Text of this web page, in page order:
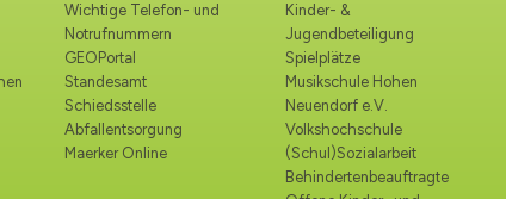
Wichtige Telefon- und
Notrufnummern
GEOPortal
Standesamt
Schiedsstelle
Abfallentsorgung
Maerker Online
Kinder- &
Jugendbeteiligung
Spielplätze
Musikschule Hohen
Neuendorf e.V.
Volkshochschule
(Schul)Sozialarbeit
Behindertenbeauftragte